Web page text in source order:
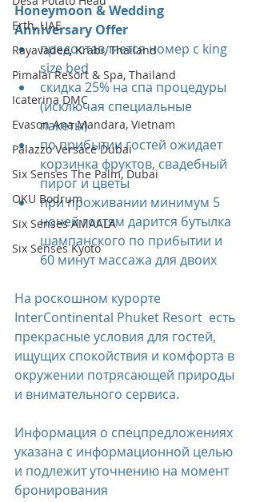
Erth, UAE
Rayavadee, Krabi, Thailand
Pimalai Resort & Spa, Thailand
Icaterina DMC
Evason Ana Mandara, Vietnam
Palazzo Versace Dubai
Six Senses The Palm, Dubai
OKU Bodrum
Six Senses AMAALA
Six Senses Kyoto
Honeymoon & Wedding
Anniversary Offer
предоставляется номер с king
size bed
скидка 25% на спа процедуры
(исключая специальные
пакеты)
по прибытии гостей ожидает
корзинка фруктов, свадебный
пирог и цветы
при проживании минимум 5
ночей гостям дарится бутылка
шампанского по прибытии и
60 минут массажа для двоих
На роскошном курорте
InterContinental Phuket Resort  есть
прекрасные условия для гостей,
ищущих спокойствия и комфорта в
окружении потрясающей природы
и внимательного сервиса.
Информация о спецпредложениях
указана с информационной целью
и подлежит уточнению на момент
бронирования